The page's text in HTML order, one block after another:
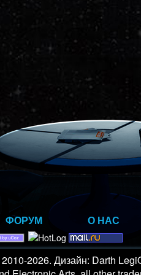
ФОРУМ О НАС
2026. Дизайн: Darth